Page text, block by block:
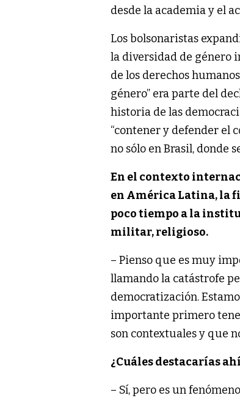
desde la academia y el
Los bolsonaristas
la diversidad de género
de los derechos
género” era parte del
historia de las
“contener y defender el
no sólo en Brasil, donde
En el contexto
en América Latina, la
poco tiempo a la
militar, religioso.
– Pienso que es muy
llamando la catástrofe
democratización.
importante primero
son contextuales y que
¿Cuáles destacarías
– Sí, pero es un